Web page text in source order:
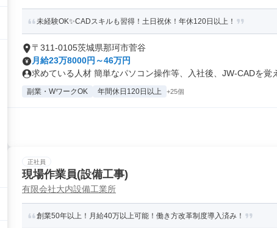
未経験OK✨CADスキルも習得！土日祝休！年休120日以上！
〒311-0105茨城県那珂市菅谷
月給23万8000円～46万円
求めている人材 簡単なパソコン操作等、入社後、JW-CADを覚
副業・WワークOK 年間休日120日以上 +25個
正社員
現場作業員(設備工事)
有限会社大内設備工業所
創業50年以上！月給40万以上可能！働き方改革制度導入済み！